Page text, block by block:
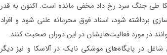
طی جنگ سرد رخ داد مخفی مانده است. اکنون به قدر
برداشته شود، اسناد فوق محرمانه علنی شود و افراد
در مورد فعالیت‌هایشان در این دوران صحبت کنند.
در پایگاه‌های موشکی نایک در آلاسکا و نیز دیگر